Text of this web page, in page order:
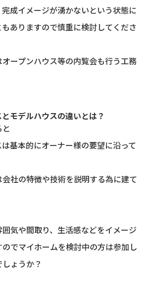
成イメージが湧かないという状態に
ありますので慎重に検討してくださ
ープンハウス等の内覧会も行う工務
モデルハウスの違いとは？
は基本的にオーナー様の要望に沿って
会社の特徴や技術を説明する為に建て
気や間取り、生活感などをイメージ
のでマイホームを検討中の方は参加し
ょうか？